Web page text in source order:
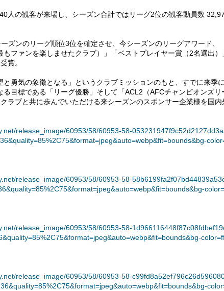
人の観客が来場し、シーズン合計ではリーグ2位の観客動員数
ズンのリーグ順位3位を確定させ、今シーズンのリーグアワード、
もファンを楽しませたクラブ）」「ベストプレイヤー賞（2名選出）
賞。
勇気の象徴となる」というクラブミッションのもと、すでに来季に
目標である「リーグ優勝」そして「ACL2（AFCチャンピオンズリ
ラブと共に歩んでいただける来シーズンのスポンサー企業様を国内
release_image/60953/58/60953-58-
release_image/60953/58/60953-58-
release_image/60953/58/60953-58-
release_image/60953/58/60953-58-